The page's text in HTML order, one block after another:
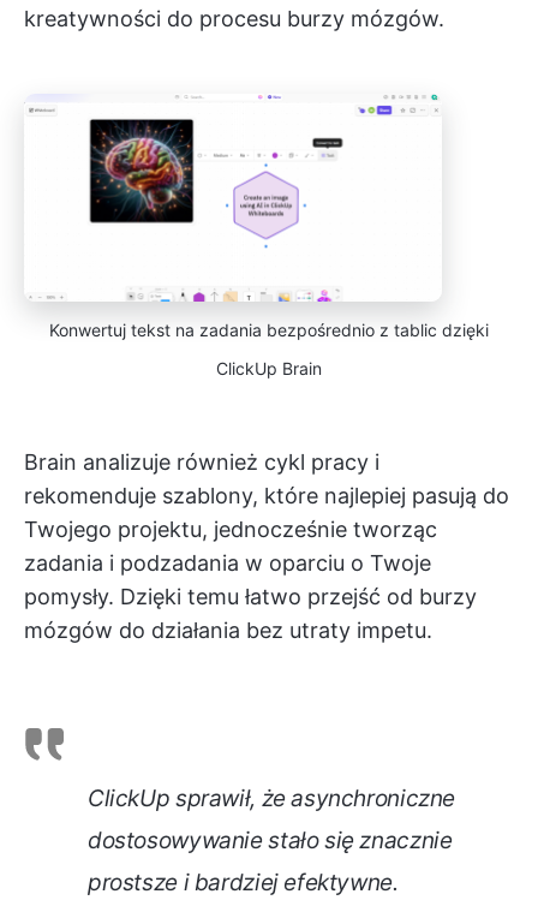
kreatywności do procesu burzy mózgów.
Konwertuj tekst na zadania bezpośrednio z tablic dzięki
ClickUp Brain
Brain analizuje również cykl pracy i
rekomenduje szablony, które najlepiej pasują do
Twojego projektu, jednocześnie tworząc
zadania i podzadania w oparciu o Twoje
pomysły. Dzięki temu łatwo przejść od burzy
mózgów do działania bez utraty impetu.
ClickUp sprawił, że asynchroniczne
dostosowywanie stało się znacznie
prostsze i bardziej efektywne.